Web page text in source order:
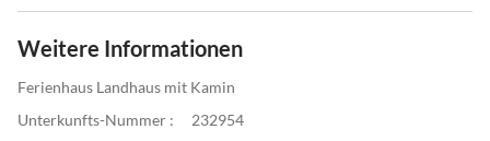
Weitere Informationen
Ferienhaus Landhaus mit Kamin
Unterkunfts-Nummer :
232954